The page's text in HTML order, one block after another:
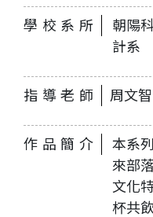
學校系所
朝陽
計系
指導老師 周文智
作品簡介
本系
來部
文化
杯共